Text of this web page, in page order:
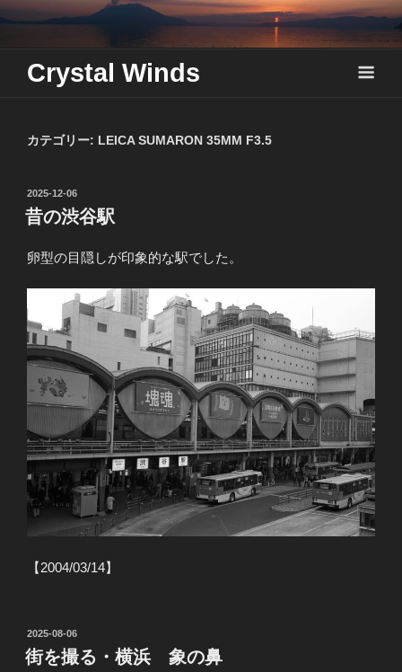
Skip
content
Crystal Winds
カテゴリー: LEICA SUMARON 35MM F3.5
投
稿
日:
2025-12-06
昔の渋谷駅
卵型の目隠しが印象的な駅でした。
【2004/03/14】
投
稿
日:
2025-08-06
街を撮る・横浜 象の鼻